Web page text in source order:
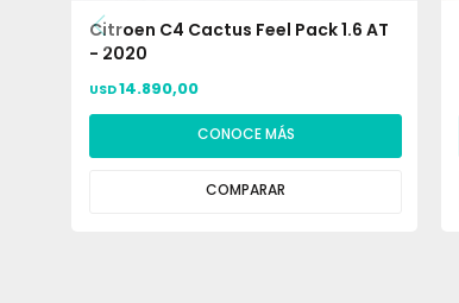
Citroen C4 Cactus Feel Pack 1.6 AT
- 2020
USD14.890,00
CONOCE MÁS
COMPARAR